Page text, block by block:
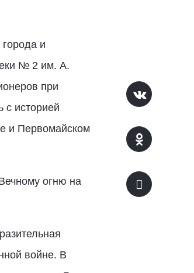
и
№ 2 им. А.
при
с историей
и Первомайском
огню на
войне. В